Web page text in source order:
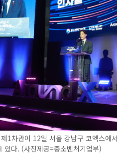
1차관이 12일 서울 강남구 코엑스에
있다. (사진제공=중소벤처기업부)